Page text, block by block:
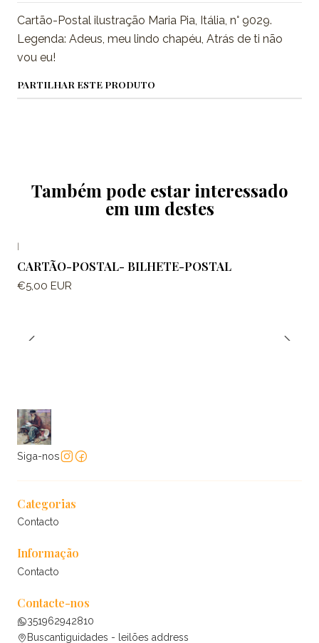
Cartão-Postal ilustração Maria Pia, Itália, n° 9029.
Legenda: Adeus, meu lindo chapéu, Atrás de ti não
vou eu!
PARTILHAR ESTE PRODUTO
Também pode estar interessado
em um destes
|
CARTÃO-POSTAL- BILHETE-POSTAL
€5,00 EUR
Siga-nos
Categorias
Contacto
Informação
Contacto
Contacte-nos
351962942810
Buscantiguidades - leilões address